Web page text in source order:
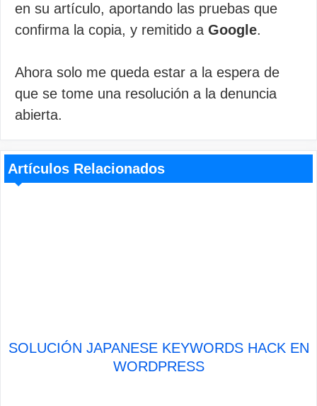
en su artículo, aportando las pruebas que
confirma la copia, y remitido a Google.
Ahora solo me queda estar a la espera de
que se tome una resolución a la denuncia
abierta.
Artículos Relacionados
SOLUCIÓN JAPANESE KEYWORDS HACK EN
WORDPRESS